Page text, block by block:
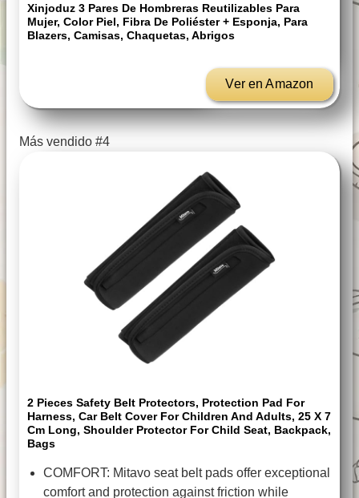
Xinjoduz 3 Pares De Hombreras Reutilizables Para
Mujer, Color Piel, Fibra De Poliéster + Esponja, Para
Blazers, Camisas, Chaquetas, Abrigos
Ver en Amazon
Más vendido #4
2 Pieces Safety Belt Protectors, Protection Pad For
Harness, Car Belt Cover For Children And Adults, 25 X 7
Cm Long, Shoulder Protector For Child Seat, Backpack,
Bags
COMFORT: Mitavo seat belt pads offer exceptional
comfort and protection against friction while